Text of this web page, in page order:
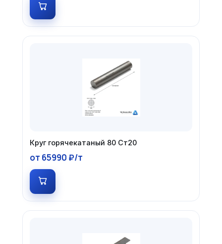
Круг горячекатаный 80 Ст20
от 65990 ₽/т